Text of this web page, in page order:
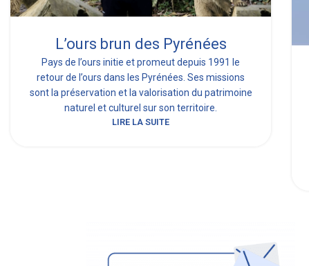
L’ours brun des Pyrénées
Pays de l’ours initie et promeut depuis 1991 le
retour de l’ours dans les Pyrénées. Ses missions
sont la préservation et la valorisation du patrimoine
naturel et culturel sur son territoire.
LIRE LA SUITE